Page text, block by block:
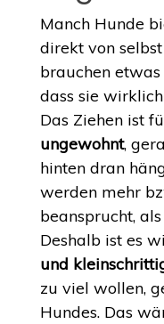
Manch Hunde
direkt von
brauchen
dass sie
Das Ziehen ist
ungewohnt,
hinten dran
werden mehr
beansprucht,
Deshalb ist es
und
zu viel wollen,
Hundes. Das